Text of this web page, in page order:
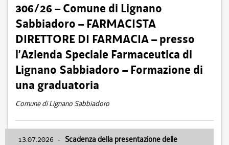
306/26 – Comune di Lignano
Sabbiadoro – FARMACISTA
DIRETTORE DI FARMACIA – presso
l’Azienda Speciale Farmaceutica di
Lignano Sabbiadoro – Formazione di
una graduatoria
Comune di Lignano Sabbiadoro
13.07.2026 - Scadenza della presentazione delle